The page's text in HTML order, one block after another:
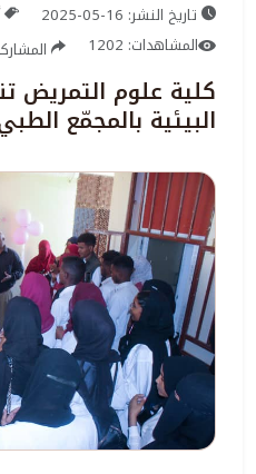
تاريخ النشر: 16-05-2025
المشاهدات: 1202
كلية علوم التمريض
البيئية بالمجمّع